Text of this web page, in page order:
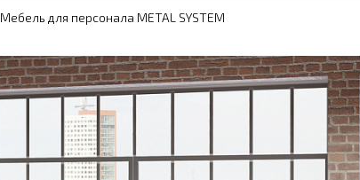
Мебель для персонала METAL SYSTEM